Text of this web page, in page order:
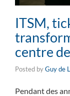
ITSM,
centre
Posted byGuy de
Pendant des